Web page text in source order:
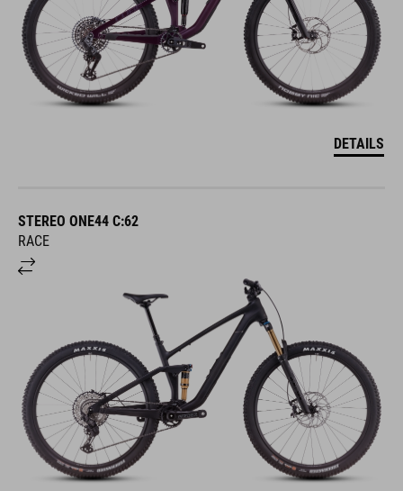
DETAILS
STEREO ONE44 C:62
RACE